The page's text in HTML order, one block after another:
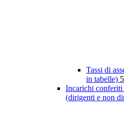
Tassi di
in tabelle) 5
Incarichi conferiti
(dirigenti e non